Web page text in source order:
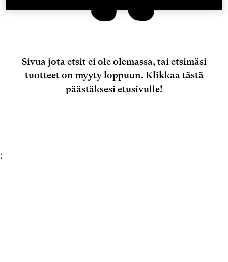
Sivua jota etsit ei ole olemassa, tai etsimäsi
tuotteet on myyty loppuun. Klikkaa tästä
päästäksesi etusivulle!
;